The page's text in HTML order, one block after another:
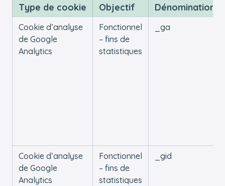
Type de cookie
Objectif Dénomination
Cookie d’analyse
de Google
Analytics
Fonctionnel
– fins de
statistiques
_ga
Cookie d’analyse
de Google
Analytics
Fonctionnel
– fins de
statistiques
_gid